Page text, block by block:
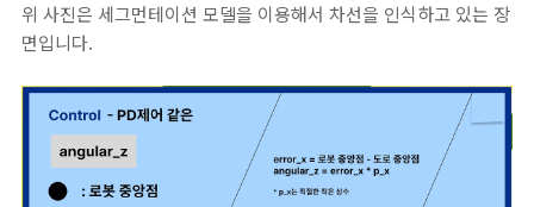
위 사진은 세그먼테이션 모델을 이용해서 차선을 인식하고 있는 장
면입니다.